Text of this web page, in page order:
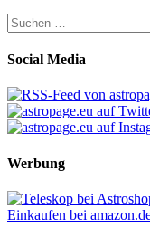
Suchen
nach:
Social Media
Werbung
Einkaufen bei